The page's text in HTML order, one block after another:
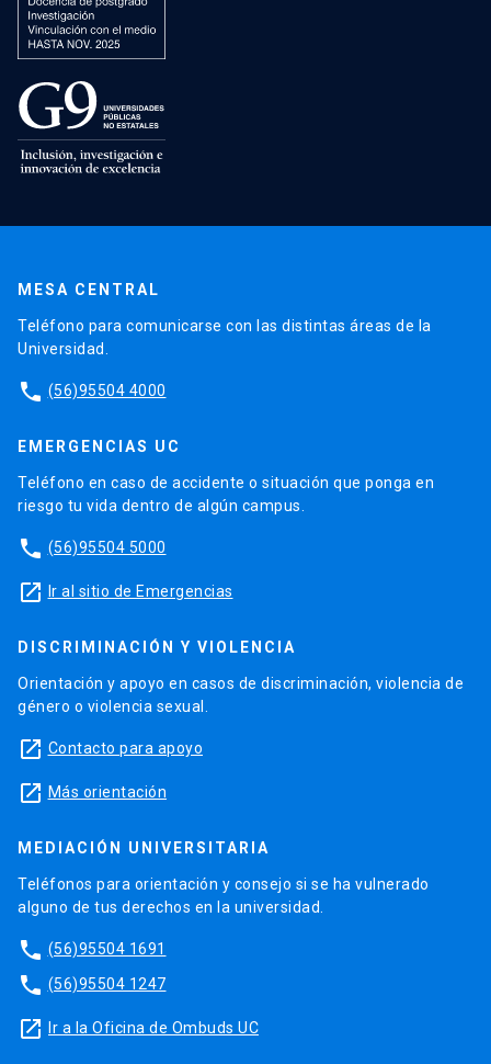
MESA CENTRAL
Teléfono para comunicarse con las distintas áreas de la
Universidad.
phone (56)95504 4000
EMERGENCIAS UC
Teléfono en caso de accidente o situación que ponga en
riesgo tu vida dentro de algún campus.
phone (56)95504 5000
launch Ir al sitio de Emergencias
DISCRIMINACIÓN Y VIOLENCIA
Orientación y apoyo en casos de discriminación, violencia de
género o violencia sexual.
launch Contacto para apoyo
launch Más orientación
MEDIACIÓN UNIVERSITARIA
Teléfonos para orientación y consejo si se ha vulnerado
alguno de tus derechos en la universidad.
phone (56)95504 1691
phone (56)95504 1247
launch Ir a la Oficina de Ombuds UC